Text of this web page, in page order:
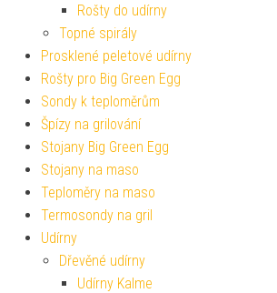
Rošty do udírny
Topné spirály
Prosklené peletové udírny
Rošty pro Big Green Egg
Sondy k teploměrům
Špízy na grilování
Stojany Big Green Egg
Stojany na maso
Teploměry na maso
Termosondy na gril
Udírny
Dřevěné udírny
Udírny Kalme